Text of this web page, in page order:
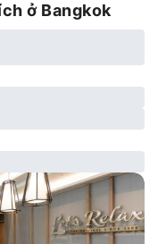
ở Bangkok